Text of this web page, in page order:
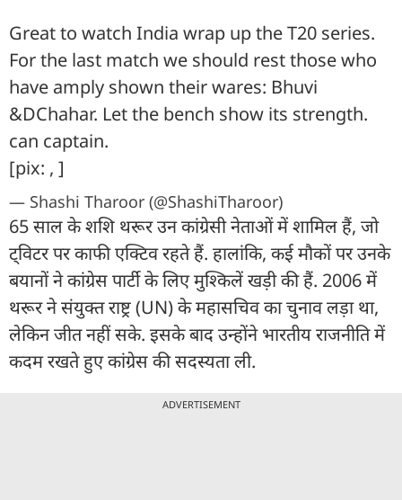
Great to watch India wrap up the T20 series.
For the last match we should rest those who
have amply shown their wares: Bhuvi
&DChahar. Let the bench show its strength.
can captain.
[pix: , ]
— Shashi Tharoor (@ShashiTharoor)
65 साल के शशि थरूर उन कांग्रेसी नेताओं में शामिल हैं, जो
ट्विटर पर काफी एक्टिव रहते हैं. हालांकि, कई मौकों पर उनके
बयानों ने कांग्रेस पार्टी के लिए मुश्किलें खड़ी की हैं. 2006 में
थरूर ने संयुक्त राष्ट्र (UN) के महासचिव का चुनाव लड़ा था,
लेकिन जीत नहीं सके. इसके बाद उन्होंने भारतीय राजनीति में
कदम रखते हुए कांग्रेस की सदस्यता ली.
ADVERTISEMENT